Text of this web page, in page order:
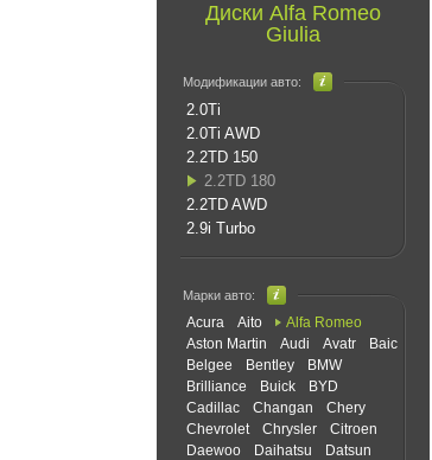
Диски Alfa Romeo
Giulia
Модификации авто:
2.0Ti
2.0Ti AWD
2.2TD 150
2.2TD 180
2.2TD AWD
2.9i Turbo
Марки авто:
Acura Aito
Alfa Romeo
Aston Martin
Audi Avatr
Baic
Belgee
Bentley
BMW
Brilliance
Buick
BYD
Cadillac
Changan
Chery
Chevrolet
Chrysler
Citroen
Daewoo
Daihatsu
Datsun